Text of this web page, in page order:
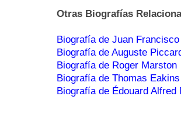
Otras Biografías
Biografía de Juan
Biografía de Auguste
Biografía de Roger Marston
Biografía de Thomas Eakins
Biografía de Édouard Alfred